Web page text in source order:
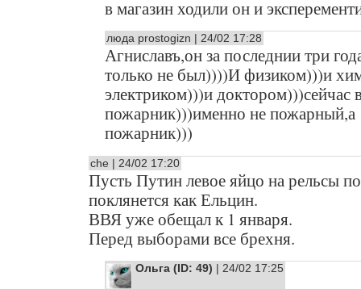
в магазин ходили он и
люда prostogizn | 24/02 17:28
Агниславъ,он за последнии три
только не был))))И физиком)))и
электриком)))и доктором)))сейчас
пожарник)))именно не пожарный,а
пожарник)))
che | 24/02 17:20
Пусть Путин левое яйцо на рельсы
поклянется как Ельцин.
ВВЯ уже обещал к 1 января.
Перед выборами все брехня.
Ольга (ID: 49) | 24/02 17:25